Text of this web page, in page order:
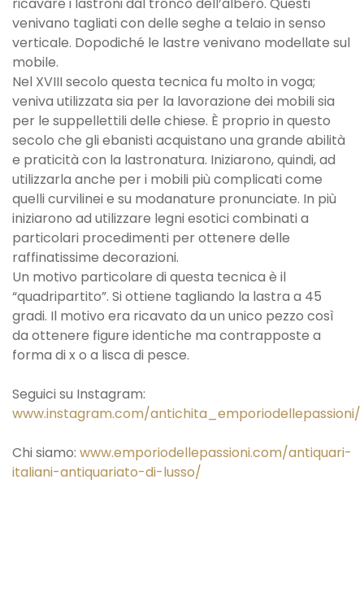
ricavare i lastroni dal tronco dell’albero. Questi
venivano tagliati con delle seghe a telaio in senso
verticale. Dopodiché le lastre venivano modellate sul
mobile.
Nel XVIII secolo questa tecnica fu molto in voga;
veniva utilizzata sia per la lavorazione dei mobili sia
per le suppellettili delle chiese. È proprio in questo
secolo che gli ebanisti acquistano una grande abilità
e praticità con la lastronatura. Iniziarono, quindi, ad
utilizzarla anche per i mobili più complicati come
quelli curvilinei e su modanature pronunciate. In più
iniziarono ad utilizzare legni esotici combinati a
particolari procedimenti per ottenere delle
raffinatissime decorazioni.
Un motivo particolare di questa tecnica è il
“quadripartito”. Si ottiene tagliando la lastra a 45
gradi. Il motivo era ricavato da un unico pezzo così
da ottenere figure identiche ma contrapposte a
forma di x o a lisca di pesce.
Seguici su Instagram:
www.instagram.com/antichita_emporiodellepassioni/
Chi siamo: www.emporiodellepassioni.com/antiquari-
italiani-antiquariato-di-lusso/